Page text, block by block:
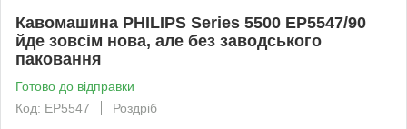
Кавомашина PHILIPS Series 5500 EP5547/90
йде зовсім нова, але без заводського
паковання
Готово до відправки
Код: EP5547
Роздріб